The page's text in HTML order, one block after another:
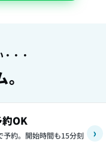
・・
OK
予約。開始時間も15分刻
›